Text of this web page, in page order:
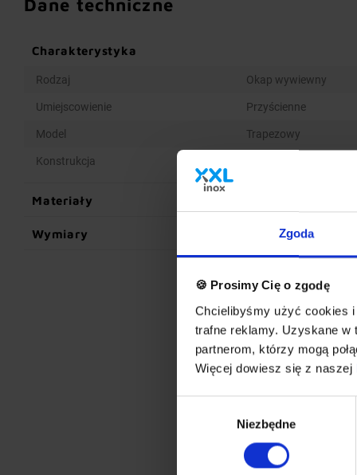
Zgoda
🍪 Prosimy Cię o zgodę
Chcielibyśmy użyć cookies
trafne reklamy. Uzyskane w
partnerom, którzy mogą
Więcej dowiesz się z naszej
Niezbędne
Dane techniczne
Charakterystyka
Rodzaj Okap wywiewny
Umiejscowienie Przyścienne
Model Trapezowy
Konstrukcja
Materiały
Wymiary